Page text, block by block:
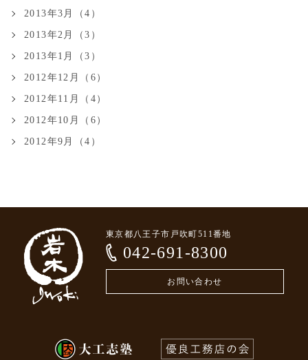
2013年3月（4）
2013年2月（3）
2013年1月（3）
2012年12月（6）
2012年11月（4）
2012年10月（6）
2012年9月（4）
東京都八王子市戸吹町511番地
042-691-8300
お問い合わせ